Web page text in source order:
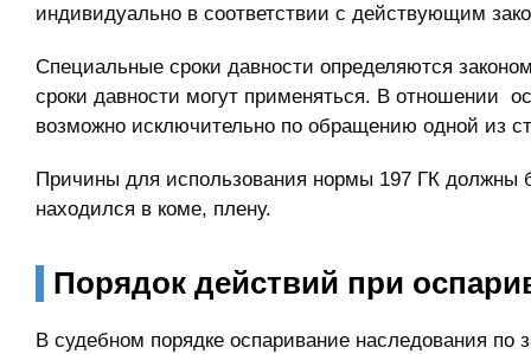
индивидуально в соответствии с действующим
Специальные сроки давности определяются
сроки давности могут применяться. В отношении
возможно исключительно по обращению одной из
Причины для использования нормы 197 ГК должны
находился в коме, плену.
Порядок действий при
В судебном порядке оспаривание наследования